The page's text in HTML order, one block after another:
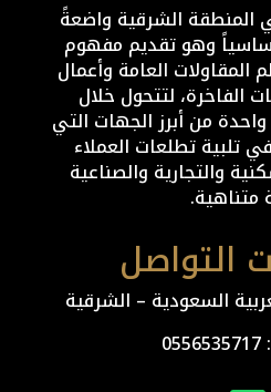
الشرقية واضعةً
وهو تقديم مفهوم
العامة وأعمال
الفاخرة، لتتحول خلال
من أبرز الجهات التي
تلبية تطلعات العملاء
والتجارية والصناعية
متناهية.
التواصل
السعودية – الشرقية
0556535717